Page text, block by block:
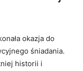
okazja do
śniadania.
historii i